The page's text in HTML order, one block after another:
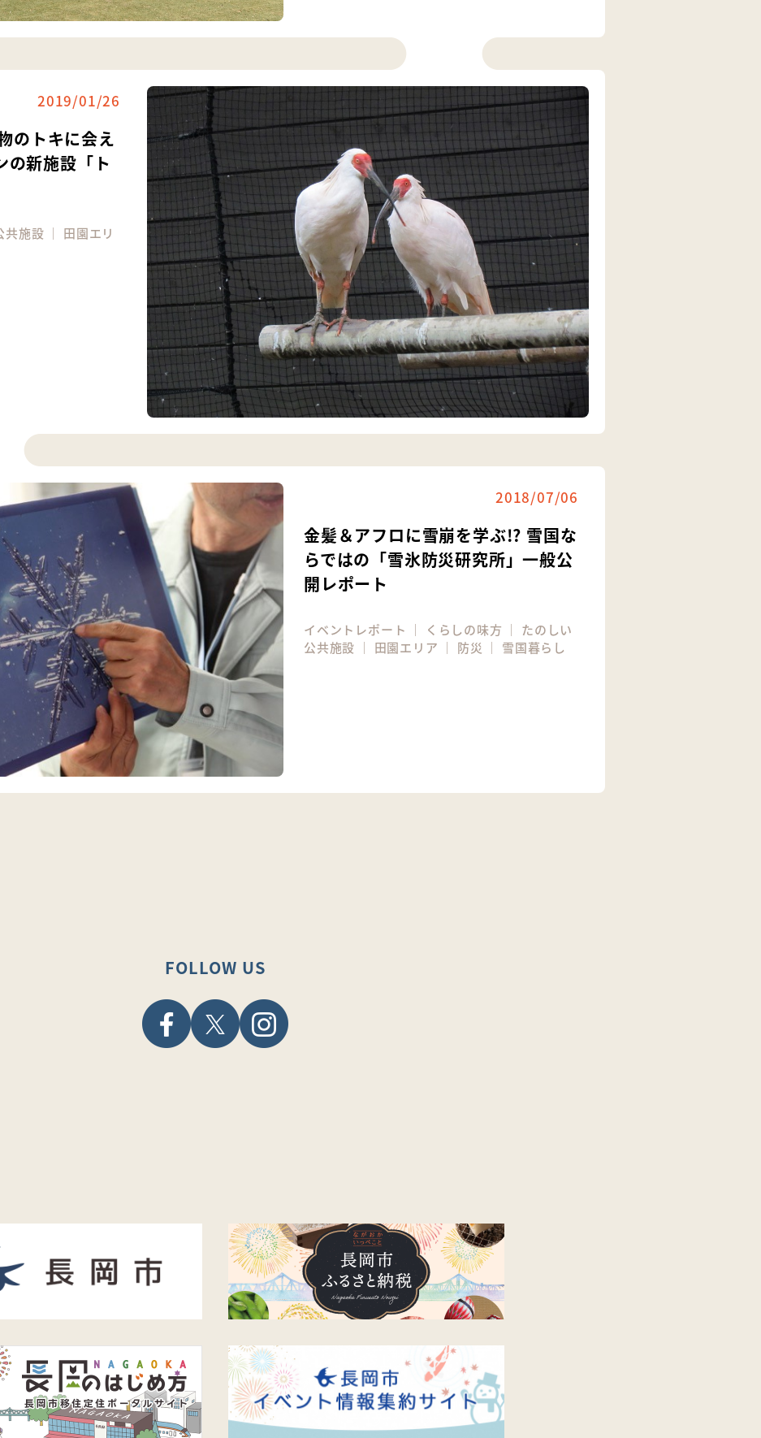
2019/01/26
のトキに会え
の新施設「ト
共施設 ｜ 田園エリ
2018/07/06
金髪＆アフロに雪崩を学ぶ!? 雪国な
らではの「雪氷防災研究所」一般公
開レポート
イベントレポート ｜ くらしの味方 ｜ たのしい
公共施設 ｜ 田園エリア ｜ 防災 ｜ 雪国暮らし
FOLLOW US